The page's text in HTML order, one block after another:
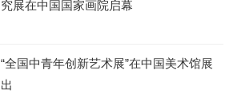
究展在中国国家画院启幕
“全国中青年创新艺术展”在中国美术馆展
出